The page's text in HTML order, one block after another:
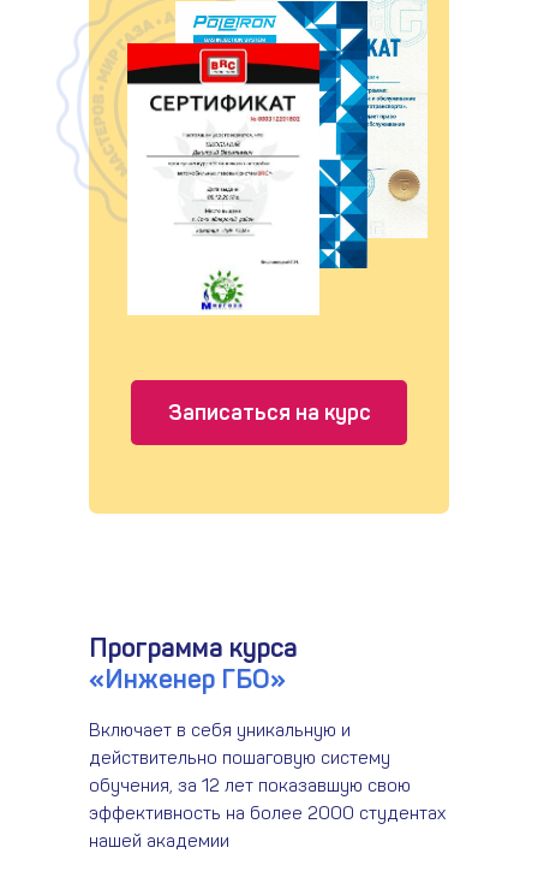
Записаться на курс
Программа курса
«Инженер ГБО»
Включает в себя уникальную и
действительно пошаговую систему
обучения, за 12 лет показавшую свою
эффективность на более 2000 студентах
нашей академии